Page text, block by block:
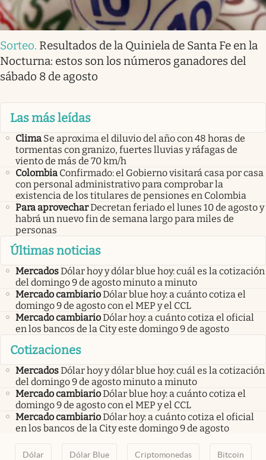
Sorteo. Resultados de la Quiniela de Santa Fe en la
Nocturna: estos son los números ganadores del
sábado 8 de agosto
Las más leídas
Clima Se aproxima el diluvio del año con 48 horas de
tormentas con granizo, fuertes lluvias y ráfagas de
viento de más de 70 km/h
Colombia Confirmado: el Gobierno visitará casa por casa
con personal administrativo para comprobar la
existencia de los titulares de pensiones en Colombia
Para aprovecharDecretan feriado el lunes 10 de agosto y
habrá un nuevo fin de semana largo para miles de
personas
Últimas noticias
MercadosDólar hoy y dólar blue hoy: cuál es la cotización
del domingo 9 de agosto minuto a minuto
Mercado cambiarioDólar blue hoy: a cuánto cotiza el
domingo 9 de agosto con el MEP y el CCL
Mercado cambiarioDólar hoy: a cuánto cotiza el oficial
en los bancos de la City este domingo 9 de agosto
Cotizaciones
MercadosDólar hoy y dólar blue hoy: cuál es la cotización
del domingo 9 de agosto minuto a minuto
Mercado cambiarioDólar blue hoy: a cuánto cotiza el
domingo 9 de agosto con el MEP y el CCL
Mercado cambiarioDólar hoy: a cuánto cotiza el oficial
en los bancos de la City este domingo 9 de agosto
Dólar Dólar Blue Criptomonedas Bitcoin